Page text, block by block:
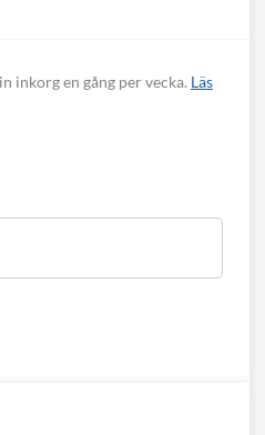
inkorg en gång per vecka. Läs